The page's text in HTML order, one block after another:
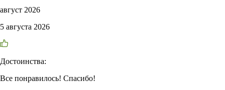
август 2026
5 августа 2026
Достоинства:
Все понравилось! Спасибо!